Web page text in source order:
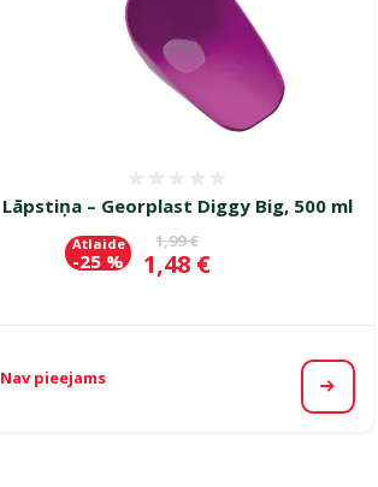
Lāpstiņa – Georplast Diggy Big, 500 ml
Oriģinālā cena
1,99 €
Cena
1,48 €
Atlaide
-25 %
Nav pieejams